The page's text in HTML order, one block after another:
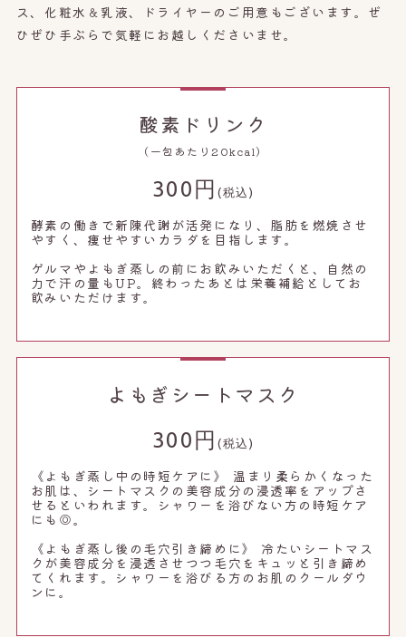
ス、化粧水＆乳液、ドライヤーのご用意もございます。 ぜ
ひぜひ手ぶらで気軽にお越しくださいませ。
酸素ドリンク
（一包あたり20kcal）
300円 (税込)
酵素の働きで新陳代謝が活発になり、脂肪を燃焼させ
やすく、痩せやすいカラダを目指します。
ゲルマやよもぎ蒸しの前にお飲みいただくと、自然の
力で汗の量もUP。終わったあとは栄養補給としてお
飲みいただけます。
よもぎシートマスク
300円 (税込)
《よもぎ蒸し中の時短ケアに》 温まり柔らかくなった
お肌は、シートマスクの美容成分の浸透率をアップさ
せるといわれます。シャワーを浴びない方の時短ケア
にも◎。
《よもぎ蒸し後の毛穴引き締めに》 冷たいシートマス
クが美容成分を浸透させつつ毛穴をキュッと引き締め
てくれます。シャワーを浴びる方のお肌のクールダウ
ンに。